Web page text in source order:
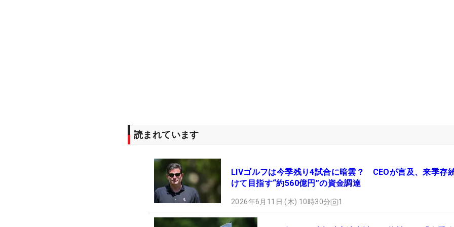
読まれています
LIVゴルフは今季残り4試合に暗雲？ CEOが言及、来季存
けて目指す“約560億円”の資金調達
2026年6月11日 (木) 10時30分 1